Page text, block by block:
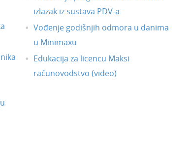
izlazak iz sustava PDV-a
Vođenje godišnjih odmora u danima
u Minimaxu
Edukacija za licencu Maksi
računovodstvo (video)